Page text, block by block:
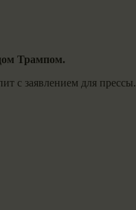
Трампом.
с заявлением для прессы.